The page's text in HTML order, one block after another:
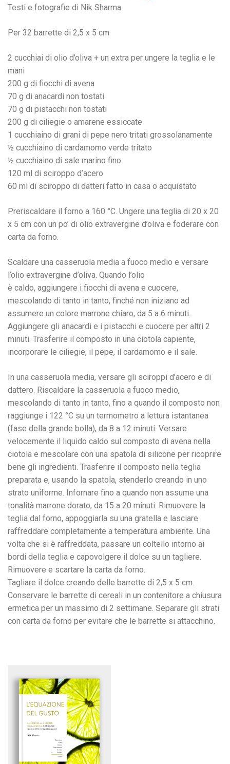
Testi e fotografie di Nik Sharma
Per 32 barrette di 2,5 x 5 cm
2 cucchiai di olio d’oliva + un extra per ungere la teglia e le
mani
200 g di fiocchi di avena
70 g di anacardi non tostati
70 g di pistacchi non tostati
200 g di ciliegie o amarene essiccate
1 cucchiaino di grani di pepe nero tritati grossolanamente
½ cucchiaino di cardamomo verde tritato
½ cucchiaino di sale marino fino
120 ml di sciroppo d’acero
60 ml di sciroppo di datteri fatto in casa o acquistato
Preriscaldare il forno a 160 °C. Ungere una teglia di 20 x 20
x 5 cm con un po’ di olio extravergine d’oliva e foderare con
carta da forno.
Scaldare una casseruola media a fuoco medio e versare
l’olio extravergine d’oliva. Quando l’olio
è caldo, aggiungere i fiocchi di avena e cuocere,
mescolando di tanto in tanto, finché non iniziano ad
assumere un colore marrone chiaro, da 5 a 6 minuti.
Aggiungere gli anacardi e i pistacchi e cuocere per altri 2
minuti. Trasferire il composto in una ciotola capiente,
incorporare le ciliegie, il pepe, il cardamomo e il sale.
In una casseruola media, versare gli sciroppi d’acero e di
dattero. Riscaldare la casseruola a fuoco medio,
mescolando di tanto in tanto, fino a quando il composto non
raggiunge i 122 °C su un termometro a lettura istantanea
(fase della grande bolla), da 8 a 12 minuti. Versare
velocemente il liquido caldo sul composto di avena nella
ciotola e mescolare con una spatola di silicone per ricoprire
bene gli ingredienti. Trasferire il composto nella teglia
preparata e, usando la spatola, stenderlo creando in uno
strato uniforme. Infornare fino a quando non assume una
tonalità marrone dorato, da 15 a 20 minuti. Rimuovere la
teglia dal forno, appoggiarla su una gratella e lasciare
raffreddare completamente a temperatura ambiente. Una
volta che si è raffreddata, passare un coltello intorno ai
bordi della teglia e capovolgere il dolce su un tagliere.
Rimuovere e scartare la carta da forno.
Tagliare il dolce creando delle barrette di 2,5 x 5 cm.
Conservare le barrette di cereali in un contenitore a chiusura
ermetica per un massimo di 2 settimane. Separare gli strati
con carta da forno per evitare che le barrette si attacchino.